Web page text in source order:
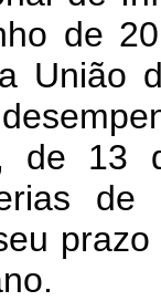
de
União
de 13